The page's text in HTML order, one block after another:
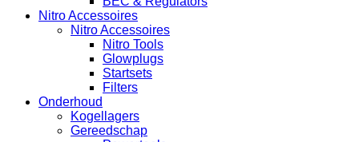
Nitro Accessoires
Nitro Accessoires
Nitro Tools
Glowplugs
Startsets
Filters
Onderhoud
Kogellagers
Gereedschap